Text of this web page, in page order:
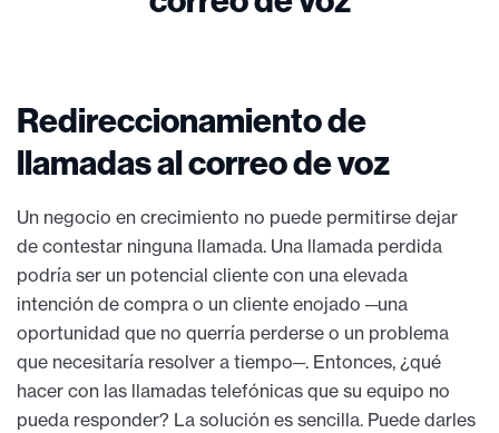
Redireccionamiento de
llamadas al correo de voz
Un negocio en crecimiento no puede permitirse dejar
de contestar ninguna llamada. Una llamada perdida
podría ser un potencial cliente con una elevada
intención de compra o un cliente enojado ─una
oportunidad que no querría perderse o un problema
que necesitaría resolver a tiempo─. Entonces, ¿qué
hacer con las llamadas telefónicas que su equipo no
pueda responder? La solución es sencilla. Puede darles